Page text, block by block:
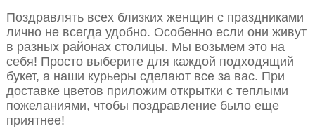
Поздравлять всех близких женщин с праздниками
лично не всегда удобно. Особенно если они живут
в разных районах столицы. Мы возьмем это на
себя! Просто выберите для каждой подходящий
букет, а наши курьеры сделают все за вас. При
доставке цветов приложим открытки с теплыми
пожеланиями, чтобы поздравление было еще
приятнее!